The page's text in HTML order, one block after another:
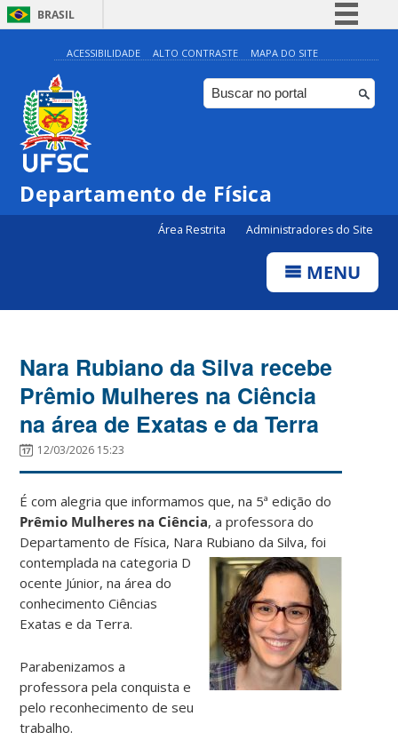
BRASIL
Simplifique!
Comunica BR
Participe
Canais
ACESSIBILIDADE ALTO CONTRASTE MAPA DO SITE
Departamento de Física
Área Restrita Administradores do Site
MENU
Nara Rubiano da Silva recebe
Prêmio Mulheres na Ciência
na área de Exatas e da Terra
12/03/2026 15:23
É com alegria que informamos que, na 5ª edição do
Prêmio Mulheres na Ciência, a professora do
Departamento de Física, Nara Rubiano da Silva, foi
contemplada na categoria D
ocente Júnior, na área do
conhecimento Ciências
Exatas e da Terra.
Parabenizamos a
professora pela conquista e
pelo reconhecimento de seu
trabalho.